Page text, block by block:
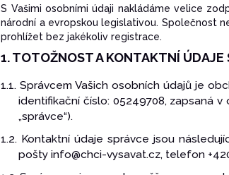
S Vašimi osobními údaji nakládáme velice
národní a evropskou legislativou. Společnost
prohlížet bez jakékoliv registrace.
1. TOTOŽNOST A KONTAKTNÍ ÚDAJE
1.1. Správcem Vašich osobních údajů je
identifikační číslo: 05249708, zapsaná
„správce“).
1.2. Kontaktní údaje správce jsou
pošty info@chci-vysavat.cz, telefon